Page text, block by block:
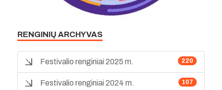
RENGINIŲ ARCHYVAS
220
Festivalio renginiai 2025 m.
107
Festivalio renginiai 2024 m.